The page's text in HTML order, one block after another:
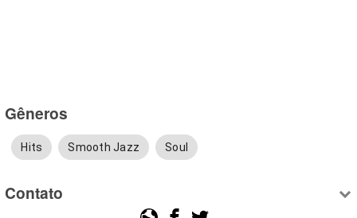
Gêneros
Hits Smooth Jazz Soul
Contato